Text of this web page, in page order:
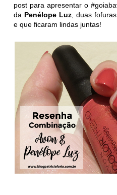
post para apresentar o
da Penélope Luz , duas
e que ficaram lindas juntas!